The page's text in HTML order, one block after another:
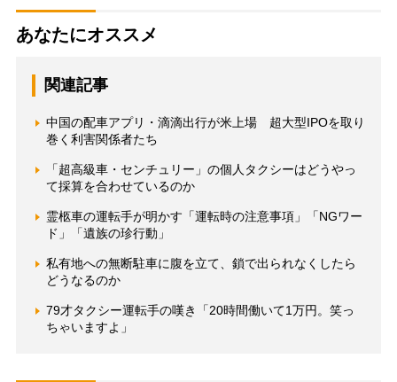
あなたにオススメ
関連記事
中国の配車アプリ・滴滴出行が米上場 超大型IPOを取り
巻く利害関係者たち
「超高級車・センチュリー」の個人タクシーはどうやっ
て採算を合わせているのか
霊柩車の運転手が明かす「運転時の注意事項」「NGワー
ド」「遺族の珍行動」
私有地への無断駐車に腹を立て、鎖で出られなくしたら
どうなるのか
79才タクシー運転手の嘆き「20時間働いて1万円。笑っ
ちゃいますよ」